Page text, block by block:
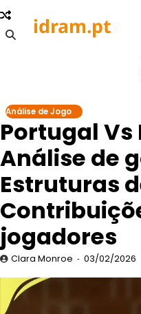
Skip
to
content
idram.pt
Análise de Jogo
Portugal
Análise de
Estruturas
jogadores
Clara Monroe 03/02/2026